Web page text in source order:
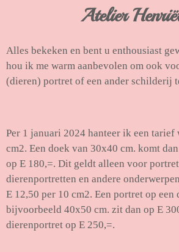
naar
de
hoofdinhoud
Atelier
Alles bekeken en bent u enthousiast
hou ik me warm aanbevolen om ook
(dieren) portret of een ander schilderij
Per 1 januari 2024 hanteer ik een tarief
cm2. Een doek van 30x40 cm. komt
op E 180,=. Dit geldt alleen voor
dierenportretten en andere
E 12,50 per 10 cm2. Een portret op een
bijvoorbeeld 40x50 cm. zit dan op E
dierenportret op E 250,=.